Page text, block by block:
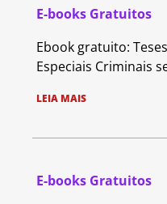
E-books Gratuitos
Ebook gratuito:
Especiais Criminais
LEIA MAIS
E-books Gratuitos